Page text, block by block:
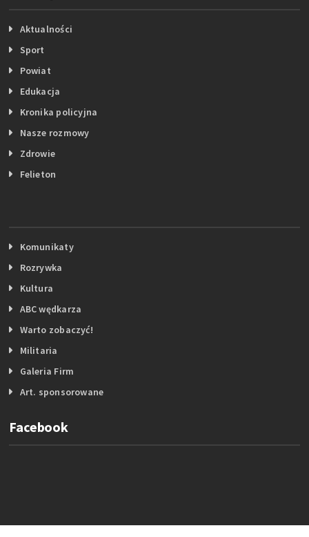
Aktualności
Sport
Powiat
Edukacja
Kronika policyjna
Nasze rozmowy
Zdrowie
Felieton
Komunikaty
Rozrywka
Kultura
ABC wędkarza
Warto zobaczyć!
Militaria
Galeria Firm
Art. sponsorowane
Facebook